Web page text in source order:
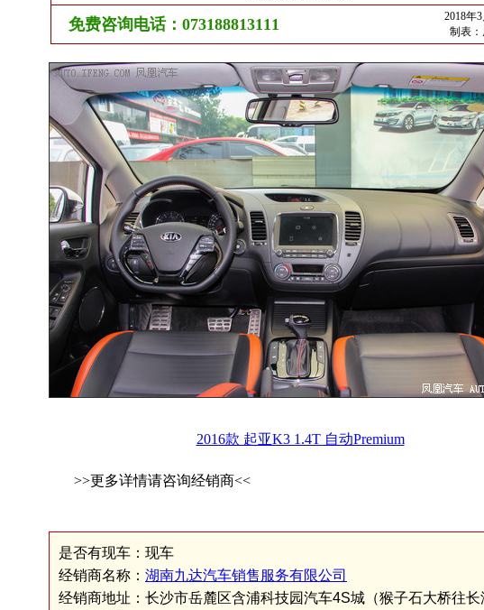
免费咨询电话：073188813111
2018年
制表：
2016款 起亚K3 1.4T 自动Premium
>>更多详情请咨询经销商<<
是否有现车：现车
经销商名称： 湖南九达汽车销售服务有限公司
经销商地址：长沙市岳麓区含浦科技园汽车4S城（猴子石大桥往长